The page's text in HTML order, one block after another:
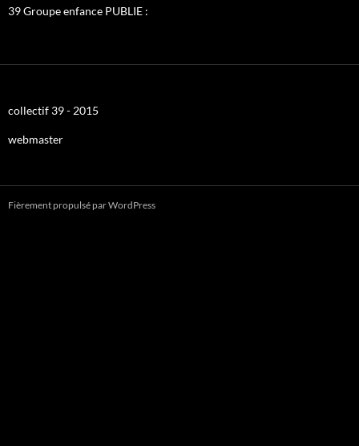
39 Groupe enfance PUBLIE :
collectif 39 - 2015
webmaster
Fièrement propulsé par WordPress